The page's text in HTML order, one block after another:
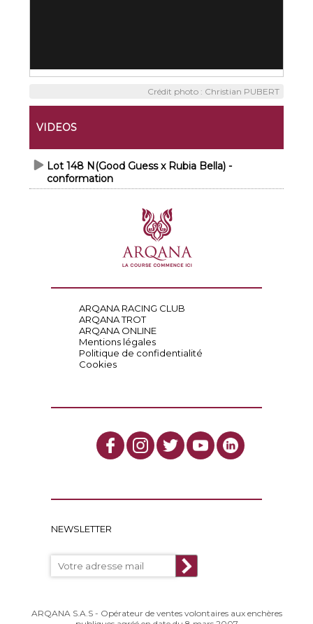
Crédit photo : Christian PUBERT
VIDEOS
Lot 148 N(Good Guess x Rubia Bella) -
conformation
ARQANA RACING CLUB
ARQANA TROT
ARQANA ONLINE
Mentions légales
Politique de confidentialité
Cookies
NEWSLETTER
ARQANA S.A.S - Opérateur de ventes volontaires aux enchères